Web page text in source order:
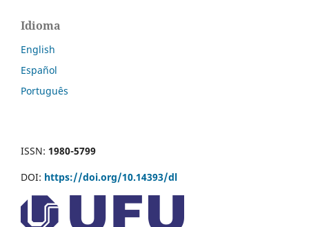
Idioma
English
Español
Português
ISSN: 1980-5799
DOI: https://doi.org/10.14393/dl